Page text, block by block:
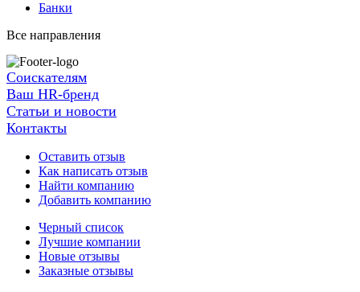
Банки
Все направления
Соискателям
Ваш HR-бренд
Статьи и новости
Контакты
Оставить отзыв
Как написать отзыв
Найти компанию
Добавить компанию
Черный список
Лучшие компании
Новые отзывы
Заказные отзывы